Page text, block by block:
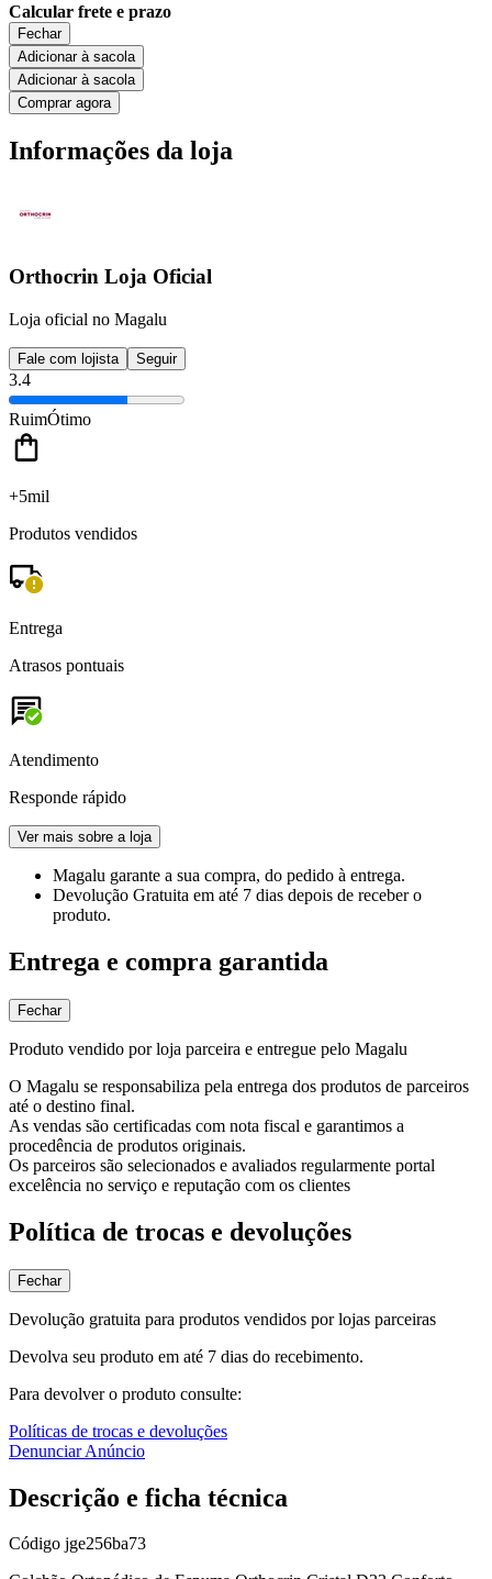
Calcular frete e prazo
Fechar
Adicionar à sacola
Adicionar à sacola
Comprar agora
Informações da loja
Orthocrin Loja Oficial
Loja oficial no Magalu
Fale com lojista Seguir
3.4
RuimÓtimo
+5mil
Produtos vendidos
Entrega
Atrasos pontuais
Atendimento
Responde rápido
Ver mais sobre a loja
Magalu garante a sua compra, do pedido à entrega.
Devolução Gratuita em até 7 dias depois de receber o
produto.
Entrega e compra garantida
Fechar
Produto vendido por loja parceira e entregue pelo Magalu
O Magalu se responsabiliza pela entrega dos produtos de parceiros
até o destino final.
As vendas são certificadas com nota fiscal e garantimos a
procedência de produtos originais.
Os parceiros são selecionados e avaliados regularmente portal
excelência no serviço e reputação com os clientes
Política de trocas e devoluções
Fechar
Devolução gratuita para produtos vendidos por lojas parceiras
Devolva seu produto em até 7 dias do recebimento.
Para devolver o produto consulte:
Políticas de trocas e devoluções
Denunciar Anúncio
Descrição e ficha técnica
Código jge256ba73